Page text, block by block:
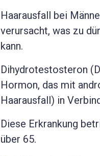
Haarausfall bei
verursacht, was zu
kann.
Dihydrotestosteron
Hormon, das mit
Haarausfall) in
Diese Erkrankung
über 65.